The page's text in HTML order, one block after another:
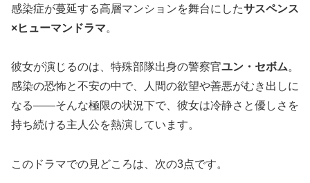
感染症が蔓延する高層マンションを舞台にしたサスペンス
×ヒューマンドラマ。
彼女が演じるのは、特殊部隊出身の警察官ユン・セボム。
感染の恐怖と不安の中で、人間の欲望や善悪がむき出しに
なる――そんな極限の状況下で、彼女は冷静さと優しさを
持ち続ける主人公を熱演しています。
このドラマでの見どころは、次の3点です。